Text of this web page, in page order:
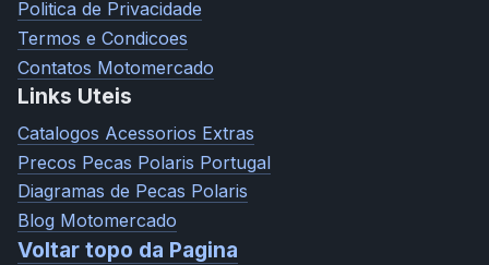
Politica de Privacidade
Termos e Condicoes
Contatos Motomercado
Links Uteis
Catalogos Acessorios Extras
Precos Pecas Polaris Portugal
Diagramas de Pecas Polaris
Blog Motomercado
Voltar topo da Pagina